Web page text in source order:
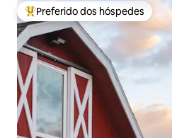
Entre os melhores preferidos
Preferido dos hóspedes